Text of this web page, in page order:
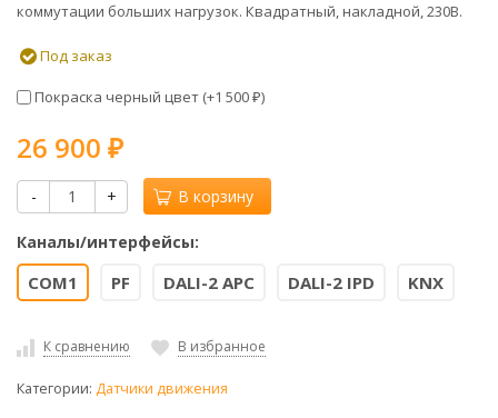
коммутации больших нагрузок. Квадратный, накладной, 230В.
Под заказ
Покраска черный цвет (+1 500 ₽)
26 900 ₽
- + В корзину
Каналы/интерфейсы:
COM1 PF DALI-2 APC DALI-2 IPD KNX
К сравнению В избранное
Категории: Датчики движения